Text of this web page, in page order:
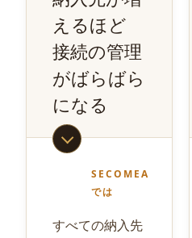
えるほど
接続の管理
がばらばら
になる
SECOMEA
では
すべての納入先